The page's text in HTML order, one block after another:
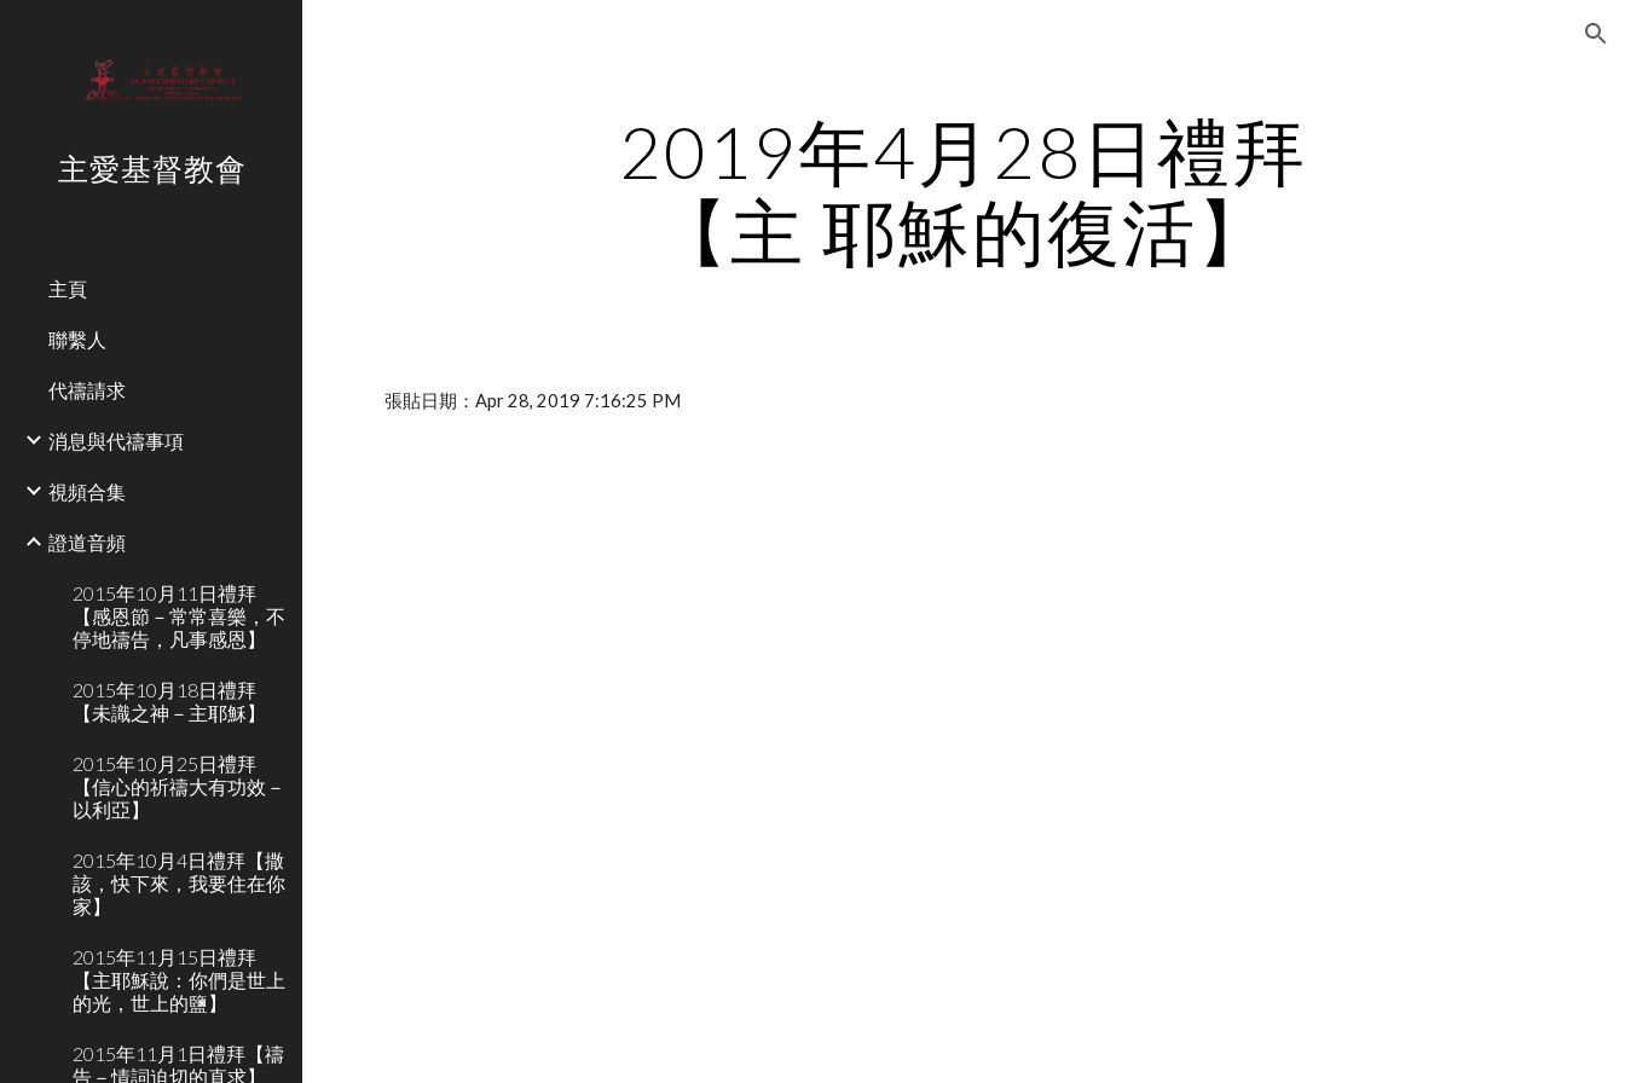
主愛基督教會
主頁
聯繫人
代禱請求
消息與代禱事項
視頻合集
證道音頻
2015年10月11日禮拜
【感恩節－常常喜樂，不
停地禱告，凡事感恩】
2015年10月18日禮拜
【未識之神－主耶穌】
2015年10月25日禮拜
【信心的祈禱大有功效－
以利亞】
2015年10月4日禮拜【撒
該，快下來，我要住在你
家】
2015年11月15日禮拜
【主耶穌說：你們是世上
的光，世上的鹽】
2015年11月1日禮拜【禱
告－情詞迫切的直求】
2019年4月28日禮拜
【主 耶穌的復活】
張貼日期：Apr 28, 2019 7:16:25 PM